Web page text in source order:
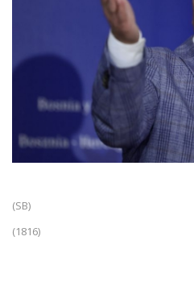
(SB)
(1816)